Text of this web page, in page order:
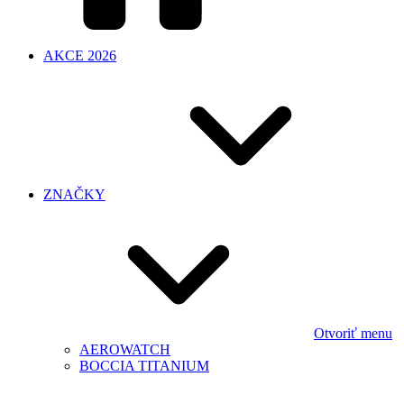
AKCE 2026
ZNAČKY
Otvoriť menu
AEROWATCH
BOCCIA TITANIUM